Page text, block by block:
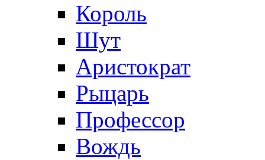
Король
Шут
Аристократ
Рыцарь
Профессор
Вождь